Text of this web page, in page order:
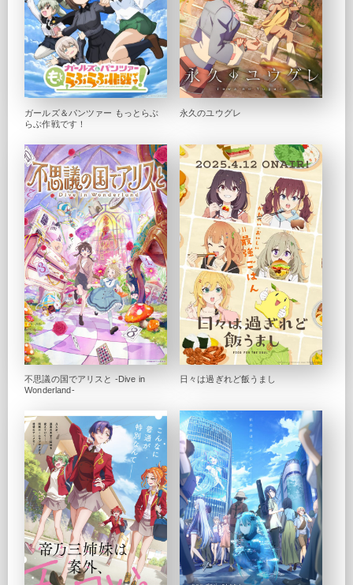
ガールズ＆パンツァー もっとらぶ
らぶ作戦です！
永久のユウグレ
不思議の国でアリスと -Dive in
Wonderland-
日々は過ぎれど飯うまし